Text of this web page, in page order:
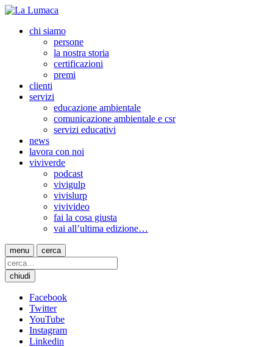
chi siamo
persone
la nostra storia
certificazioni
premi
clienti
servizi
educazione ambientale
comunicazione ambientale e csr
servizi educativi
news
lavora con noi
viviverde
podcast
vivigulp
vivislurp
vivivideo
fai la cosa giusta
vai all’ultima edizione…
menu cerca
chiudi
Facebook
Twitter
YouTube
Instagram
Linkedin